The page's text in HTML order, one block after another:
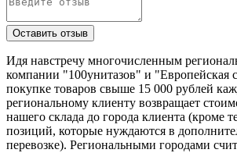
Идя навстречу многочисленным
компании "100унитазов" и "Европейская
покупке товаров свыше 15 000 рублей
региональному клиенту возвращает
нашего склада до города клиента (кроме
позиций, которые нуждаются в
перевозке). Региональными городами